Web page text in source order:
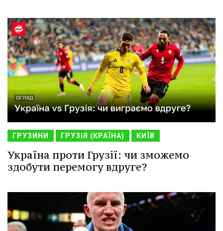
ГРУЗИНИ ГРУЗІЯ (КРАЇНА) КИЇВ
Україна проти Грузії: чи зможемо
здобути перемогу вдруге?